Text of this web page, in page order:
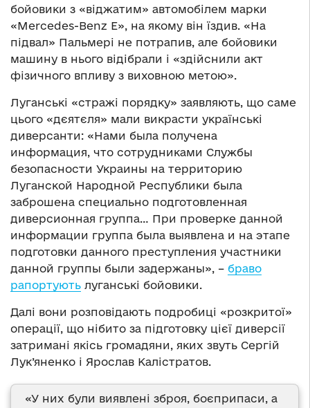
бойовики з «віджатим» автомобілем марки
«Mercedes-Benz Е», на якому він їздив. «На
підвал» Пальмері не потрапив, але бойовики
машину в нього відібрали і «здійснили акт
фізичного впливу з виховною метою».
Луганські «стражі порядку» заявляють, що саме
цього «дєятєля» мали викрасти українські
диверсанти: «Нами была получена
информация, что сотрудниками Службы
безопасности Украины на территорию
Луганской Народной Республики была
заброшена специально подготовленная
диверсионная группа… При проверке данной
информации группа была выявлена и на этапе
подготовки данного преступления участники
данной группы были задержаны», – браво
рапортують луганські бойовики.
Далі вони розповідають подробиці «розкритої»
операції, що нібито за підготовку цієї диверсії
затримані якісь громадяни, яких звуть Сергій
Лук’яненко і Ярослав Калістратов.
«У них були виявлені зброя, боєприпаси, а